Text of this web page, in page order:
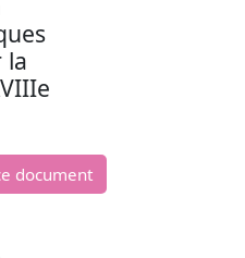
la
document